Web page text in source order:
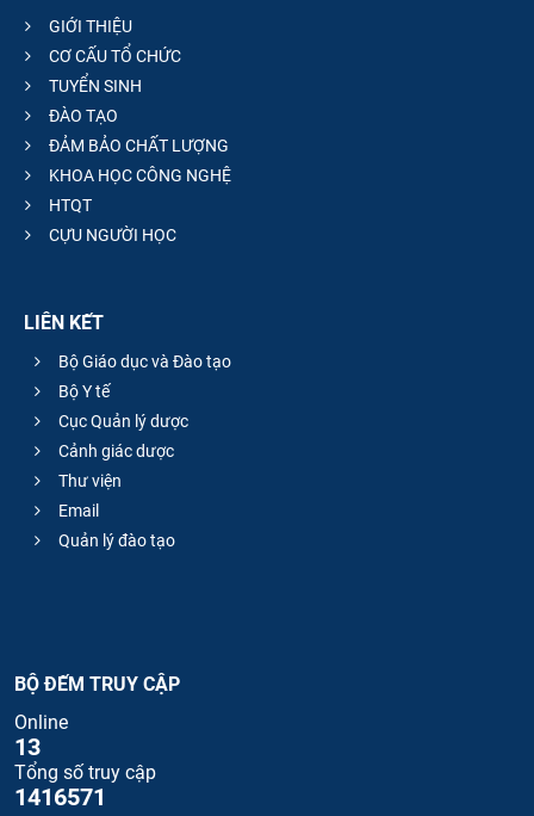
GIỚI THIỆU
CƠ CẤU TỔ CHỨC
TUYỂN SINH
ĐÀO TẠO
ĐẢM BẢO CHẤT LƯỢNG
KHOA HỌC CÔNG NGHỆ
HTQT
CỰU NGƯỜI HỌC
LIÊN KẾT
Bộ Giáo dục và Đào tạo
Bộ Y tế
Cục Quản lý dược
Cảnh giác dược
Thư viện
Email
Quản lý đào tạo
BỘ ĐẾM TRUY CẬP
Online
13
Tổng số truy cập
1416571